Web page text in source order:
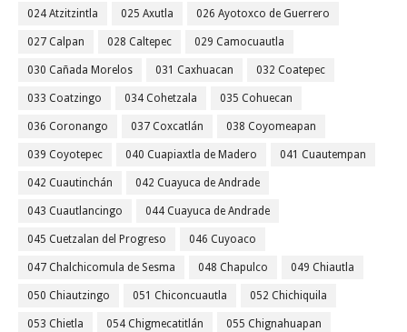
024 Atzitzintla 025 Axutla 026 Ayotoxco de Guerrero
027 Calpan 028 Caltepec 029 Camocuautla
030 Cañada Morelos 031 Caxhuacan 032 Coatepec
033 Coatzingo 034 Cohetzala 035 Cohuecan
036 Coronango 037 Coxcatlán 038 Coyomeapan
039 Coyotepec 040 Cuapiaxtla de Madero 041 Cuautempan
042 Cuautinchán 042 Cuayuca de Andrade
043 Cuautlancingo 044 Cuayuca de Andrade
045 Cuetzalan del Progreso 046 Cuyoaco
047 Chalchicomula de Sesma 048 Chapulco 049 Chiautla
050 Chiautzingo 051 Chiconcuautla 052 Chichiquila
053 Chietla 054 Chigmecatitlán 055 Chignahuapan